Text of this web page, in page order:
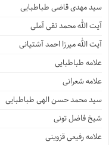
سید مهدی قاضی طباطبایی
آیت الله محمد تقی آملی
آیت الله میرزا احمد آشتیانی
علامه طباطبایی
علامه شعرانی
سید محمد حسن الهی طباطبایی
شیخ فاضل تونی
علامه رفیعی قزوینی